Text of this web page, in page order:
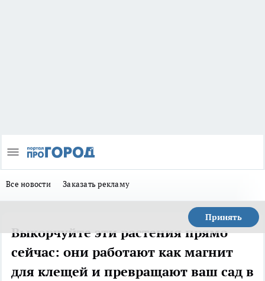
Все новости Заказать рекламу
Принять
Выкорчуйте эти растения прямо
сейчас: они работают как магнит
для клещей и превращают ваш сад в